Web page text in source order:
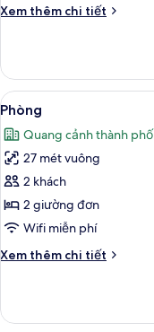
Executive
Xem thêm chi tiết
Chi
Phòng
giường
Executive
Xem
tất
cả
ảnh
Phòng
10
Phòng
Quang cảnh thành phố
27 mét vuông
2 khách
2 giường đơn
Wifi miễn phí
Xem thêm chi tiết
Chi
Phòng